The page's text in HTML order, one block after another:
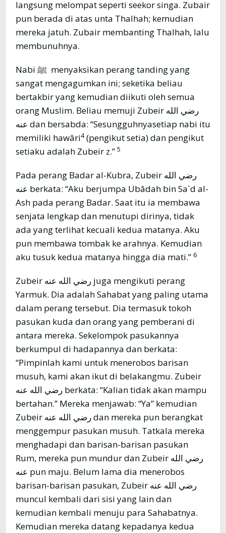
langsung melompat seperti seekor singa. Zubair
pun berada di atas unta Thalhah; kemudian
mereka jatuh. Zubair membanting Thalhah, lalu
membunuhnya.
Nabi ﷺ menyaksikan perang tanding yang
sangat mengagumkan ini; seketika beliau
bertakbir yang kemudian diikuti oleh semua
orang Muslim. Beliau memuji Zubeir رضي الله
عنه dan bersabda: “Sesungguhnyasetiap nabi itu
memiliki hawâri4(pengikut setia) dan pengikut
setiaku adalah Zubeir z.” 5
Pada perang Badar al-Kubra, Zubeir رضي الله
عنه berkata: “Aku berjumpa Ubâdah bin Sa`d al-
Ash pada perang Badar. Saat itu ia membawa
senjata lengkap dan menutupi dirinya, tidak
ada yang terlihat kecuali kedua matanya. Aku
pun membawa tombak ke arahnya. Kemudian
aku tusuk kedua matanya hingga dia mati.” 6
Zubeir رضي الله عنه juga mengikuti perang
Yarmuk. Dia adalah Sahabat yang paling utama
dalam perang tersebut. Dia termasuk tokoh
pasukan kuda dan orang yang pemberani di
antara mereka. Sekelompok pasukannya
berkumpul di hadapannya dan berkata:
“Pimpinlah kami untuk menerobos barisan
musuh, kami akan ikut di belakangmu. Zubeir
رضي الله عنه berkata: “Kalian tidak akan mampu
bertahan.” Mereka menjawab: “Ya” kemudian
Zubeir رضي الله عنه dan mereka pun berangkat
menggempur pasukan musuh. Tatkala mereka
menghadapi dan barisan-barisan pasukan
Rum, mereka pun mundur dan Zubeir رضي الله
عنه pun maju. Belum lama dia menerobos
barisan-barisan pasukan, Zubeir رضي الله عنه
muncul kembali dari sisi yang lain dan
kemudian kembali menuju para Sahabatnya.
Kemudian mereka datang kepadanya kedua